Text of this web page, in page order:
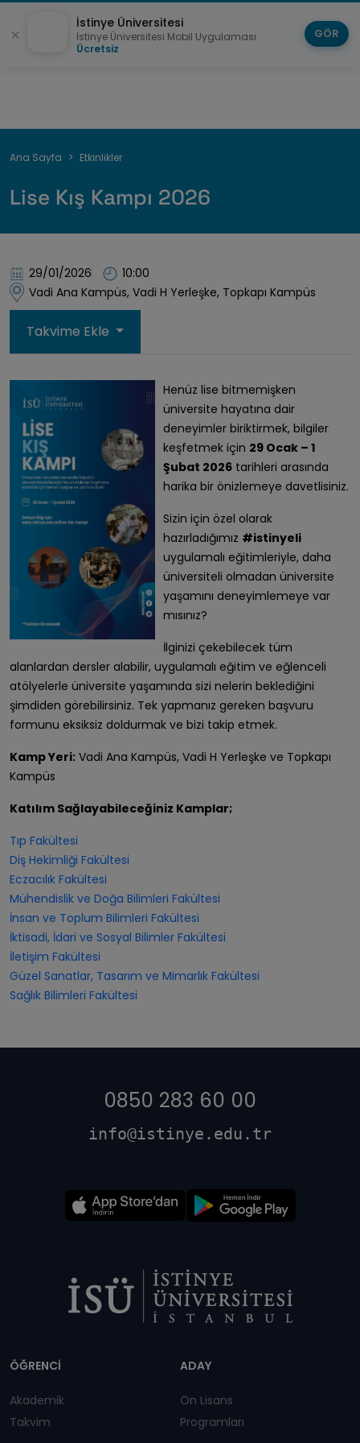
Sayfa
Ana Sayfa Etkinlikler
Lise Kış Kampı 2026
29/01/2026
10:00
Vadi Ana Kampüs, Vadi H Yerleşke, Topkapı Kampüs
Takvime Ekle
Henüz lise bitmemişken
üniversite hayatına dair
deneyimler biriktirmek, bilgiler
keşfetmek için 29 Ocak – 1
Şubat 2026tarihleri arasında
harika bir önizlemeye davetlisiniz.
Sizin için özel olarak
hazırladığımız #istinyeli
uygulamalı eğitimleriyle, daha
üniversiteli olmadan üniversite
yaşamını deneyimlemeye var
mısınız?
İlginizi çekebilecek tüm
alanlardan dersler alabilir, uygulamalı eğitim ve eğlenceli
atölyelerle üniversite yaşamında sizi nelerin beklediğini
şimdiden görebilirsiniz. Tek yapmanız gereken başvuru
formunu eksiksiz doldurmak ve bizi takip etmek.
Kamp Yeri: Vadi Ana Kampüs, Vadi H Yerleşke ve Topkapı
Kampüs
Katılım Sağlayabileceğiniz Kamplar;
Tıp Fakültesi
Diş Hekimliği Fakültesi
Eczacılık Fakültesi
Mühendislik ve Doğa Bilimleri Fakültesi
İnsan ve Toplum Bilimleri Fakültesi
İktisadi, İdari ve Sosyal Bilimler Fakültesi
İletişim Fakültesi
Güzel Sanatlar, Tasarım ve Mimarlık Fakültesi
Sağlık Bilimleri Fakültesi
0850 283 60 00
info@istinye.edu.tr
ÖĞRENCİ
Akademik
Takvim
ADAY
Ön Lisans
Programları
İstinye Üniversitesi
İstinye Üniversitesi Mobil Uygulaması
Ücretsiz
GÖR